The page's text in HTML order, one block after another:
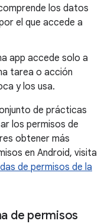
los datos
el que accede a
app accede solo a
tarea o acción
y los usa.
de prácticas
los permisos de
obtener más
en Android, visita
de permisos de la
de permisos